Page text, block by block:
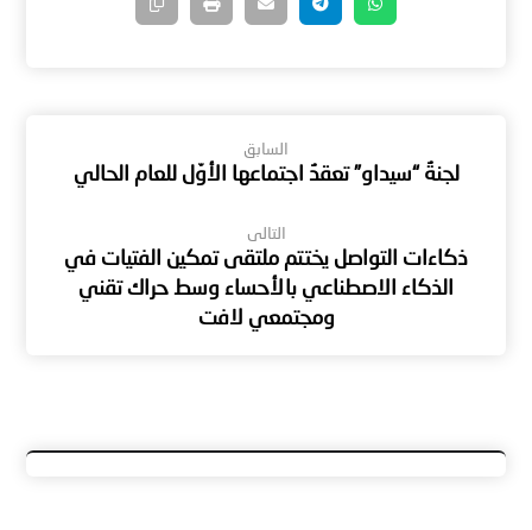
السابق
لجنةُ “سيداو” تعقدُ اجتماعها الأوّل للعام الحالي
التالى
ذكاءات التواصل يختتم ملتقى تمكين الفتيات في
الذكاء الاصطناعي بالأحساء وسط حراك تقني
ومجتمعي لافت